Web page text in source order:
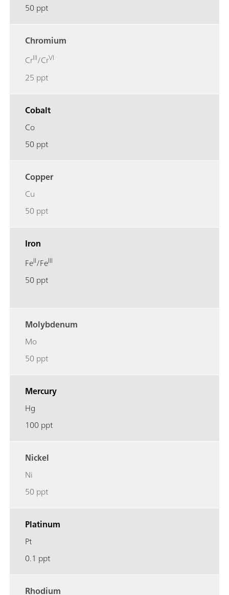
50 ppt
Chromium
CrIII/CrVI
25 ppt
Cobalt
Co
50 ppt
Copper
Cu
50 ppt
Iron
FeII/FeIII
50 ppt
Molybdenum
Mo
50 ppt
Mercury
Hg
100 ppt
Nickel
Ni
50 ppt
Platinum
Pt
0.1 ppt
Rhodium